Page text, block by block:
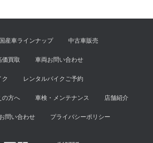
国産車ラインナップ 中古車販売
価買取 車両お問い合わせ
ク レンタルバイクご予約
の方へ 車検・メンテナンス 店舗紹介
お問い合わせ プライバシーポリシー